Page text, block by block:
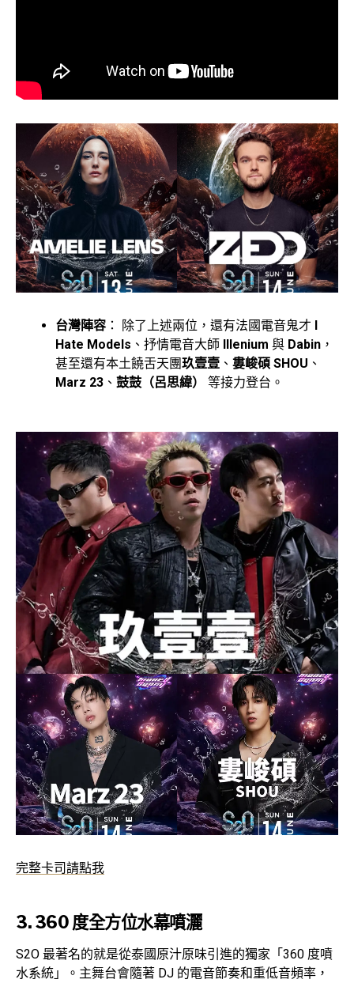
台灣陣容 ： 除了上述兩位，還有法國電音鬼才
Hate Models 、抒情電音大師 Illenium 與 Dabin ，
甚至還有本土饒舌天團玖壹壹 、 婁峻碩 SHOU 、
Marz 23 、 鼓鼓（呂思緯） 等接力登台。
完整卡司請點我
3. 360 度全方位水幕噴灑
S2O 最著名的就是從泰國原汁原味引進的獨家「360 度噴
水系統」。主舞台會隨著 DJ 的電音節奏和重低音頻率，